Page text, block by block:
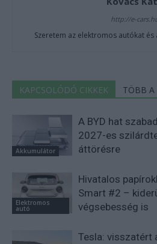
http://e-
Szeretem az elektromos autókat
KAPCSOLÓDÓ CIKKEK TÖBB A
Akkumulátor
A BYD hat
2027-es
áttörésre
Elektromos
autó
Hivatalos
Smart #2 –
végsebesség is
Tesla: visszatért